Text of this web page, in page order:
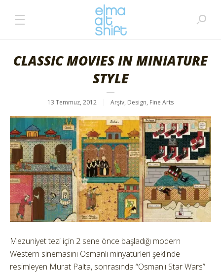
CLASSIC MOVIES IN MINIATURE
STYLE
13 Temmuz, 2012 Arşiv, Design, Fine Arts
Mezuniyet tezi için 2 sene önce başladığı modern
Western sinemasını Osmanlı minyatürleri şeklinde
resimleyen Murat Palta, sonrasında “Osmanlı Star Wars”